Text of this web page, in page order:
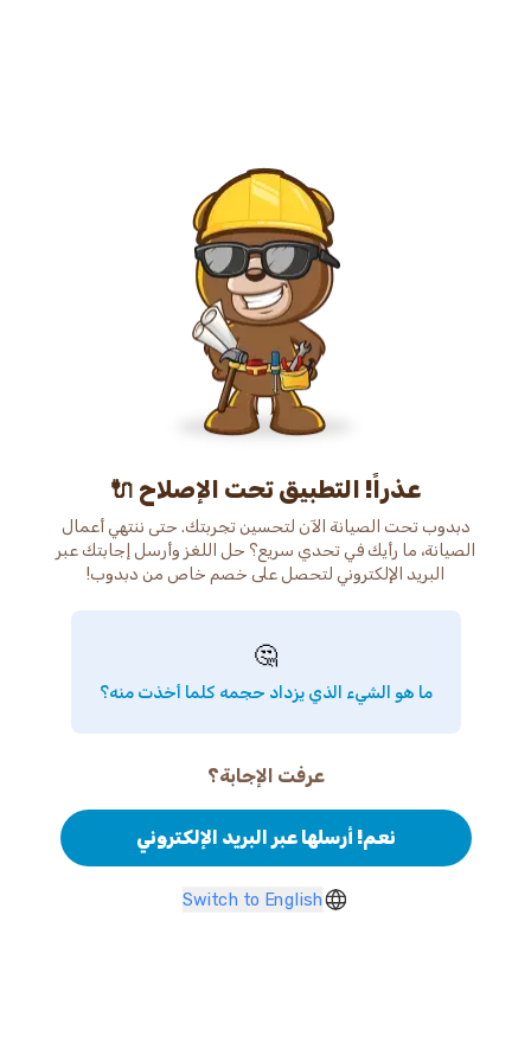
عذراً! التطبيق تحت الإصلاح 🔌
دبدوب تحت الصيانة الآن لتحسين تجربتك. حتى ننتهي أعمال
الصيانة، ما رأيك في تحدي سريع؟ حل اللغز وأرسل إجابتك عبر
البريد الإلكتروني لتحصل على خصم خاص من دبدوب!
🤔
ما هو الشيء الذي يزداد حجمه كلما أخذت منه؟
عرفت الإجابة؟
نعم! أرسلها عبر البريد الإلكتروني
Switch to English